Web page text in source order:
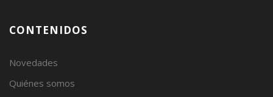
CONTENIDOS
Novedades
Quiénes somos